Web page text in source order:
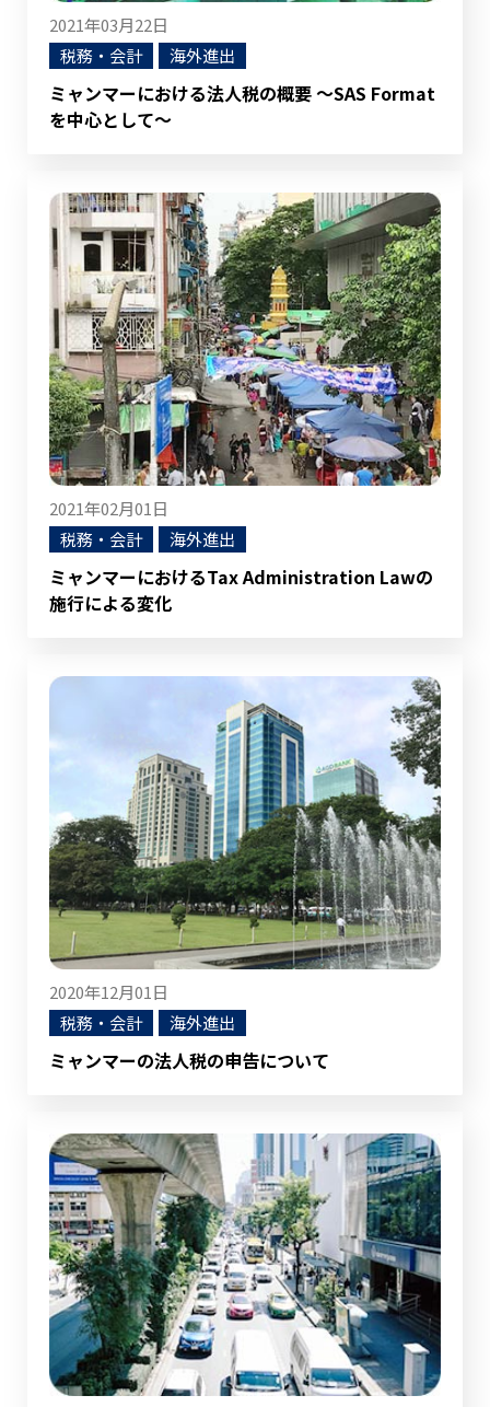
2021年03月22日
税務・会計
海外進出
ミャンマーにおける法人税の概要 ～SAS Format
を中心として～
2021年02月01日
税務・会計
海外進出
ミャンマーにおけるTax Administration Lawの
施行による変化
2020年12月01日
税務・会計
海外進出
ミャンマーの法人税の申告について